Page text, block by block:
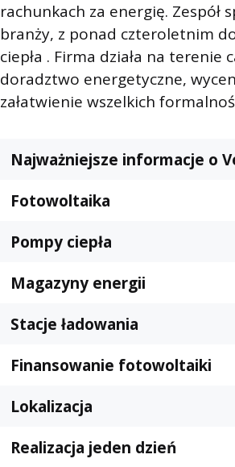
rachunkach za energię.
branży, z ponad czteroletnim
ciepła . Firma działa na terenie
doradztwo energetyczne,
załatwienie wszelkich
Najważniejsze informacje o
Fotowoltaika
Pompy ciepła
Magazyny energii
Stacje ładowania
Finansowanie fotowoltaiki
Lokalizacja
Realizacja jeden dzień